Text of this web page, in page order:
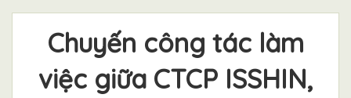
Chuyến công tác làm
việc giữa CTCP ISSHIN,